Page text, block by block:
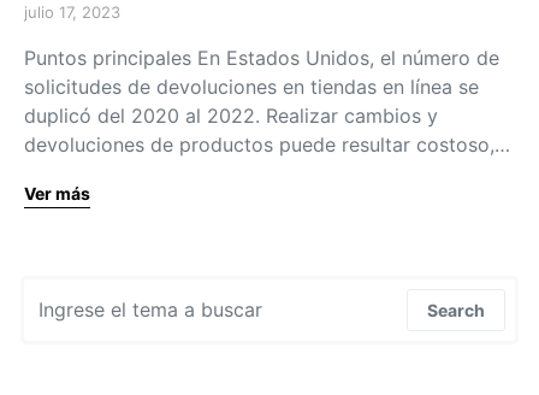
julio 17, 2023
Puntos principales En Estados Unidos, el número de
solicitudes de devoluciones en tiendas en línea se
duplicó del 2020 al 2022. Realizar cambios y
devoluciones de productos puede resultar costoso,…
Ver más
Search